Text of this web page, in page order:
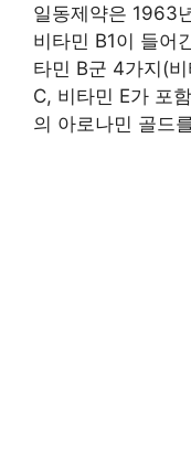
일동제약은 1963
비타민 B1이 들어
타민 B군 4가지(
C, 비타민 E가 포
의 아로나민 골드